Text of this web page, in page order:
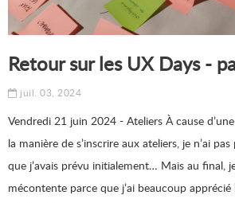
Retour sur les UX Days -
juil. 03, 2024
Vendredi 21 juin 2024 - Ateliers À cause
la manière de s’inscrire aux ateliers, je n’ai
que j’avais prévu initialement… Mais au final,
mécontente parce que j’ai beaucoup apprécié